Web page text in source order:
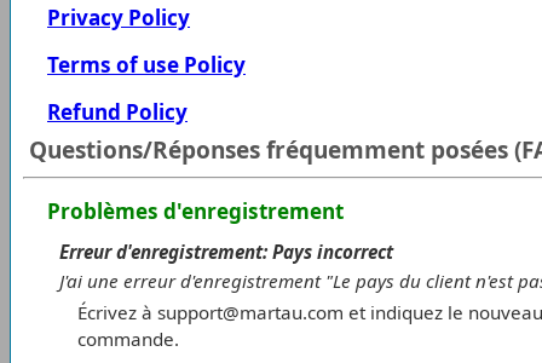
Privacy Policy
Terms of use Policy
Refund Policy
Questions/Réponses fréquemment posées
Problèmes d'enregistrement
Erreur d'enregistrement: Pays incorrect
J'ai une erreur d'enregistrement "Le pays du client n'est
Écrivez à support@martau.com et indiquez le
commande.